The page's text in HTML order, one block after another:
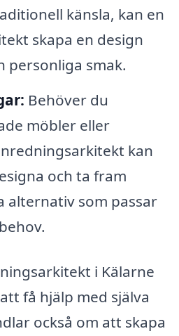
känsla, kan en
skapa en design
personliga smak.
Behöver du
möbler eller
kan
och ta fram
alternativ som passar
i Kälarne
få hjälp med själva
också om att skapa